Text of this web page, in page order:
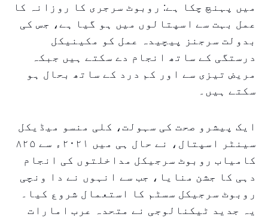
میں پہنچ چکا ہے: روبوٹ سرجری کا روزانہ کا
عمل بہت سے اسپتالوں میں ہو گیا ہے، جس کی
بدولت سرجنز پیچیدہ عمل کو مکینیکل
درستگی کے ساتھ انجام دے سکتے ہیں جبکہ
مریض تیزی سے اور کم درد کے ساتھ بحال ہو
سکتے ہیں۔
ایک پیشرو صحت کی سہولت، کلی منسو میڈیکل
سینٹر اسپتال، نے حال ہی میں ۲۰۲۱ء سے ۸۲۵
کامیاب روبوٹ سرجیکل مداخلتوں کی انجام
دہی کا جشن منایا، جب سے انہوں نے دا ونچی
روبوٹ سرجیکل سسٹم کا استعمال شروع کیا۔
یہ جدید ٹیکنالوجی نے متحدہ عرب امارات